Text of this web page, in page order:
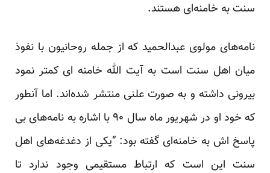
سنت به خامنه‌ای هستند.
نامه‌های مولوی عبدالحمید که از جمله روحانیون با نفوذ
میان اهل سنت است به آیت الله خامنه ای کمتر نمود
بیرونی داشته و به صورت علنی منتشر شده‌اند. اما آنطور
که خود او در شهریور ماه سال ۹۰ با اشاره به نامه‌های بی
پاسخ اش به خامنه‌ای گفته بود: “یکی از دغدغه‌های اهل
سنت این است که ارتباط مستقیمی وجود ندارد تا